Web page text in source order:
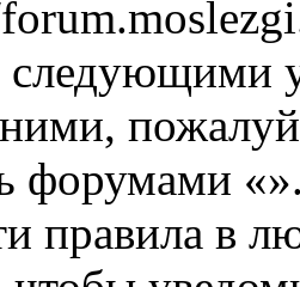
следующими
форумами
правила в